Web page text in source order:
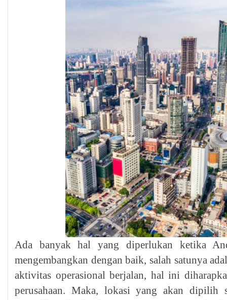
Ada banyak hal yang diperlukan ketika
mengembangkan dengan baik, salah satunya
aktivitas operasional berjalan, hal ini
perusahaan. Maka, lokasi yang akan dipilih